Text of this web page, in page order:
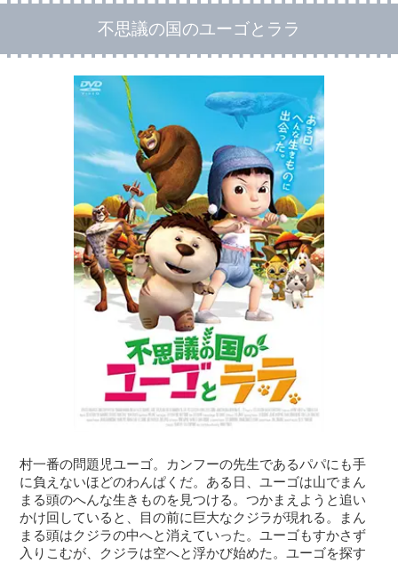
不思議の国のユーゴとララ
村一番の問題児ユーゴ。カンフーの先生であるパパにも手
に負えないほどのわんぱくだ。ある日、ユーゴは山でまん
まる頭のへんな生きものを見つける。つかまえようと追い
かけ回していると、目の前に巨大なクジラが現れる。まん
まる頭はクジラの中へと消えていった。ユーゴもすかさず
入りこむが、クジラは空へと浮かび始めた。ユーゴを探す